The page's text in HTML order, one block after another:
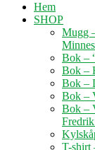
Hem
SHOP
Mugg
Bok –
Bok –
Bok –
Bok –
Bok –
T-shirt